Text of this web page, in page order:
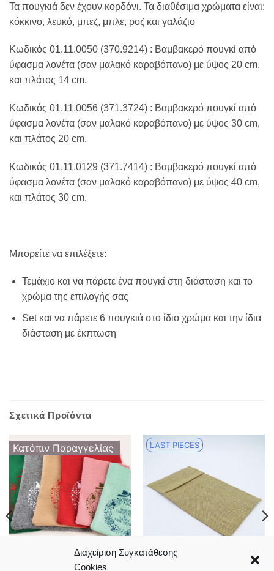
Διαχείριση Συγκατάθεσης
Cookies
Τα πουγκιά δεν έχουν κορδόνι. Τα διαθέσιμα χρώματα είναι:
κόκκινο, λευκό, μπεζ, μπλε, ροζ και γαλάζιο
Κωδικός 01.11.0050 (370.9214) : Βαμβακερό πουγκί από
ύφασμα λονέτα (σαν μαλακό καραβόπανο) με ύψος 20 cm,
και πλάτος 14 cm.
Κωδικός 01.11.0056 (371.3724) : Βαμβακερό πουγκί από
ύφασμα λονέτα (σαν μαλακό καραβόπανο) με ύψος 30 cm,
και πλάτος 20 cm.
Κωδικός 01.11.0129 (371.7414) : Βαμβακερό πουγκί από
ύφασμα λονέτα (σαν μαλακό καραβόπανο) με ύψος 40 cm,
και πλάτος 30 cm.
Μπορείτε να επιλέξετε:
Τεμάχιο και να πάρετε ένα πουγκί στη διάσταση και το
χρώμα της επιλογής σας
Set και να πάρετε 6 πουγκιά στο ίδιο χρώμα και την ίδια
διάσταση με έκπτωση
Σχετικά Προϊόντα
Κατόπιν Παραγγελίας LAST PIECES